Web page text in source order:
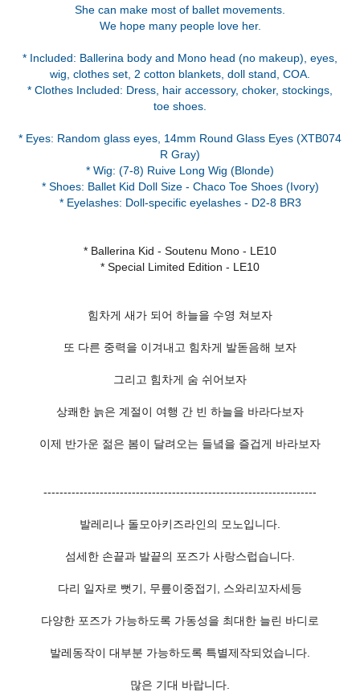
She can make most of ballet movements.
We hope many people love her.
* Included: Ballerina body and Mono head (no makeup), eyes,
wig, clothes set, 2 cotton blankets, doll stand, COA.
* Clothes Included: Dress, hair accessory, choker, stockings,
toe shoes.
* Eyes: Random glass eyes, 14mm Round Glass Eyes (XTB074
R Gray)
* Wig: (7-8) Ruive Long Wig (Blonde)
* Shoes: Ballet Kid Doll Size - Chaco Toe Shoes (Ivory)
* Ballerina Kid - Soutenu Mono - LE10
* Special Limited Edition - LE10
힘차게 새가 되어 하늘을 수영 쳐보자
또 다른 중력을 이겨내고 힘차게 발돋음해 보자
그리고 힘차게 숨 쉬어보자
상쾌한 늙은 계절이 여행 간 빈 하늘을 바라다보자
이제 반가운 젊은 봄이 달려오는 들녘을 즐겁게 바라보자
--------------------------------------------------------------------
발레리나 돌모아키즈라인의 모노입니다.
섬세한 손끝과 발끝의 포즈가 사랑스럽습니다.
다리 일자로 뻣기, 무릎이중접기, 스와리꼬자세등
다양한 포즈가 가능하도록 가동성을 최대한 늘린 바디로
발레동작이 대부분 가능하도록 특별제작되었습니다.
많은 기대 바랍니다.